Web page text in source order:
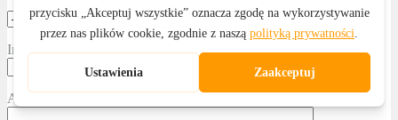
Imię i nazwisko
Adres email